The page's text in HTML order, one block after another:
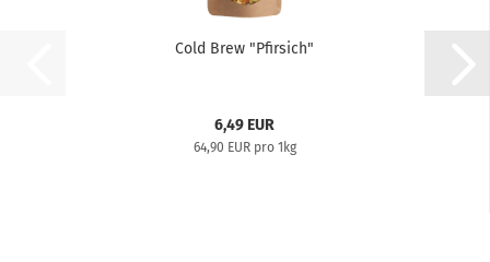
Cold Brew "Pfirsich"
6,49 EUR
64,90 EUR pro 1kg